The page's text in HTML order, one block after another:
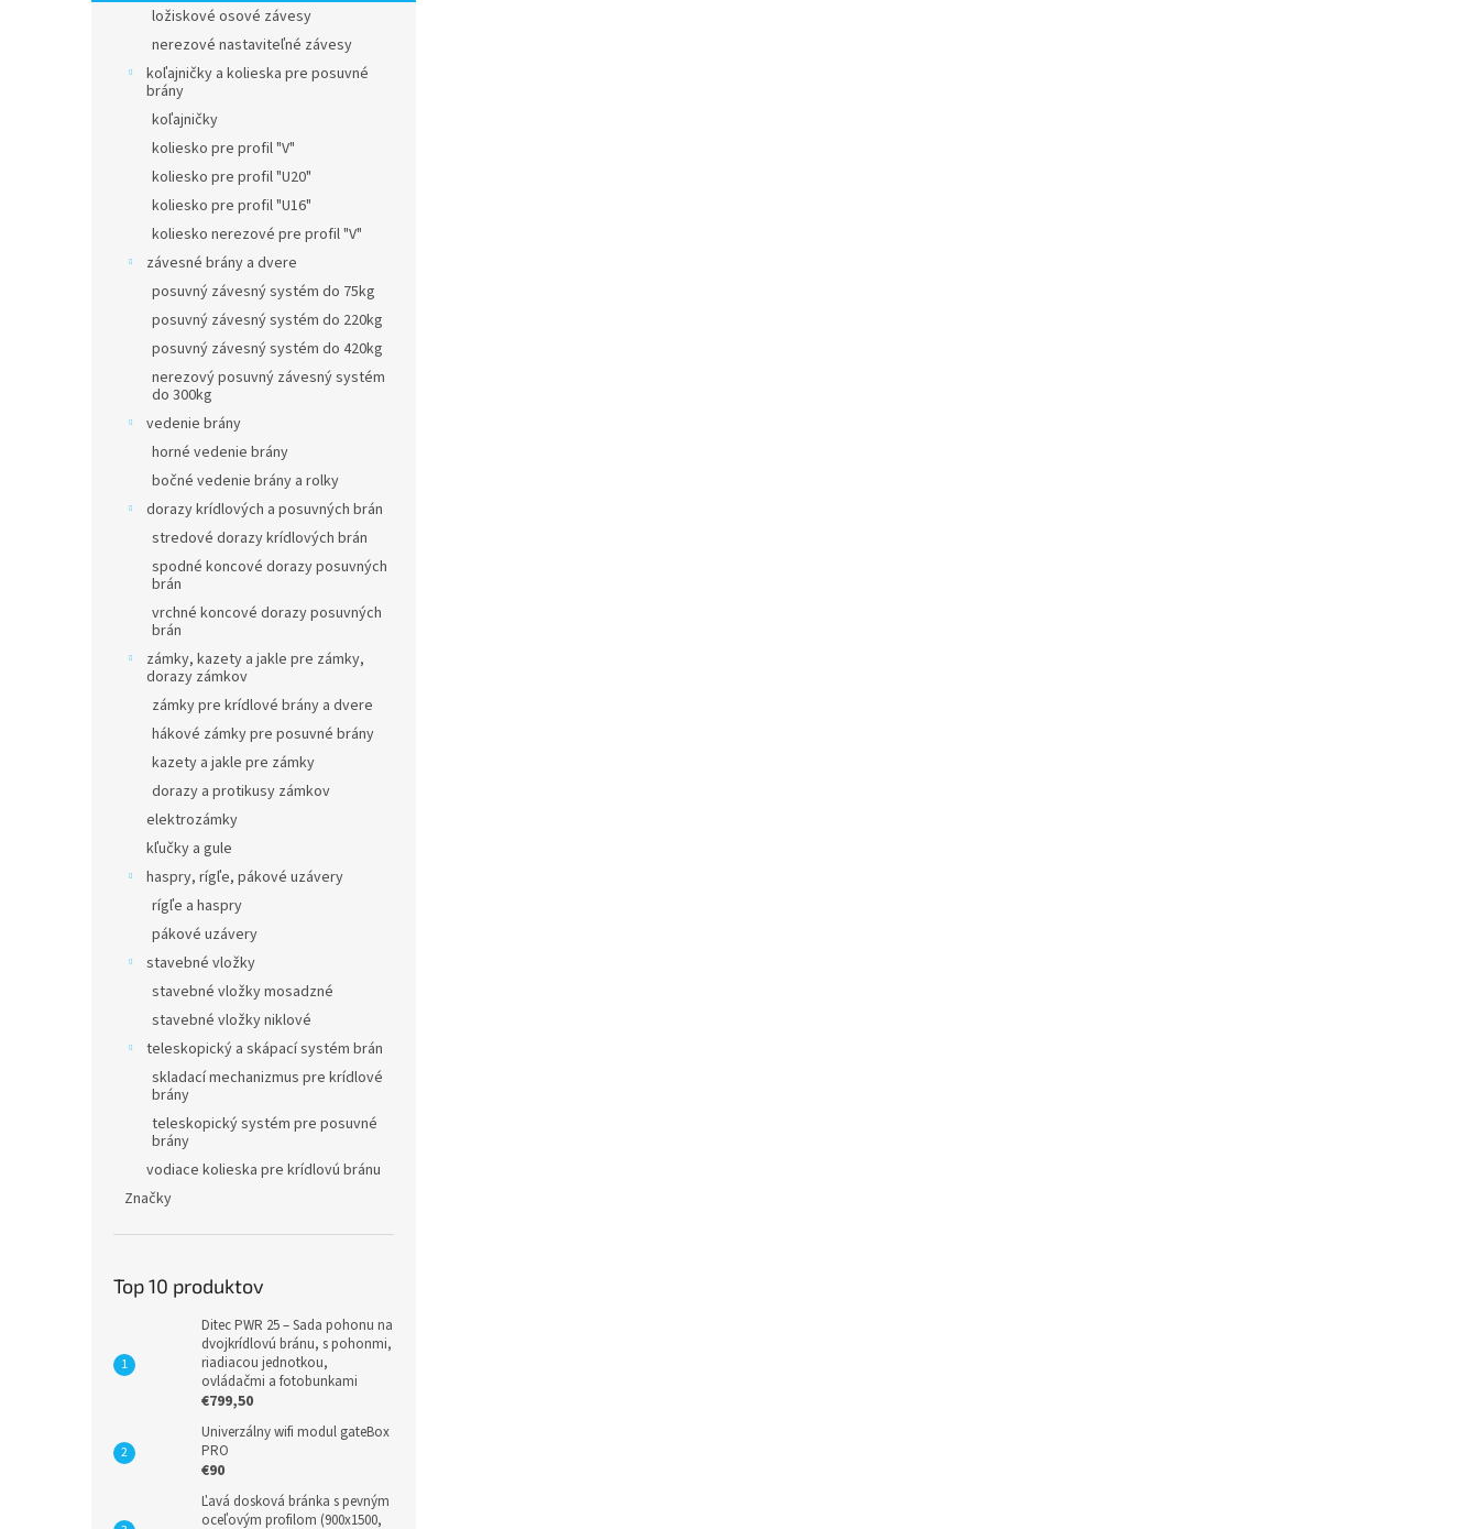
ložiskové osové závesy
nerezové nastaviteľné závesy
koľajničky a kolieska pre posuvné
brány
koľajničky
koliesko pre profil "V"
koliesko pre profil "U20"
koliesko pre profil "U16"
koliesko nerezové pre profil "V"
závesné brány a dvere
posuvný závesný systém do 75kg
posuvný závesný systém do 220kg
posuvný závesný systém do 420kg
nerezový posuvný závesný systém
do 300kg
vedenie brány
horné vedenie brány
bočné vedenie brány a rolky
dorazy krídlových a posuvných brán
stredové dorazy krídlových brán
spodné koncové dorazy posuvných
brán
vrchné koncové dorazy posuvných
brán
zámky, kazety a jakle pre zámky,
dorazy zámkov
zámky pre krídlové brány a dvere
hákové zámky pre posuvné brány
kazety a jakle pre zámky
dorazy a protikusy zámkov
elektrozámky
kľučky a gule
haspry, rígľe, pákové uzávery
rígľe a haspry
pákové uzávery
stavebné vložky
stavebné vložky mosadzné
stavebné vložky niklové
teleskopický a skápací systém brán
skladací mechanizmus pre krídlové
brány
teleskopický systém pre posuvné
brány
vodiace kolieska pre krídlovú bránu
Značky
Top 10 produktov
Ditec PWR 25 – Sada pohonu na
dvojkrídlovú bránu, s pohonmi,
riadiacou jednotkou,
ovládačmi a fotobunkami
€799,50
Univerzálny wifi modul gateBox
PRO
€90
Ľavá dosková bránka s pevným
oceľovým profilom (900x1500,